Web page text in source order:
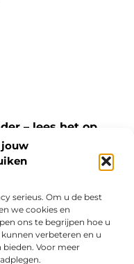
jouw
serieus. Om u de best
we cookies en
ons te begrijpen hoe u
verbeteren en u
Voor meer
– lees het op
en artikelen over
te bieden heeft.